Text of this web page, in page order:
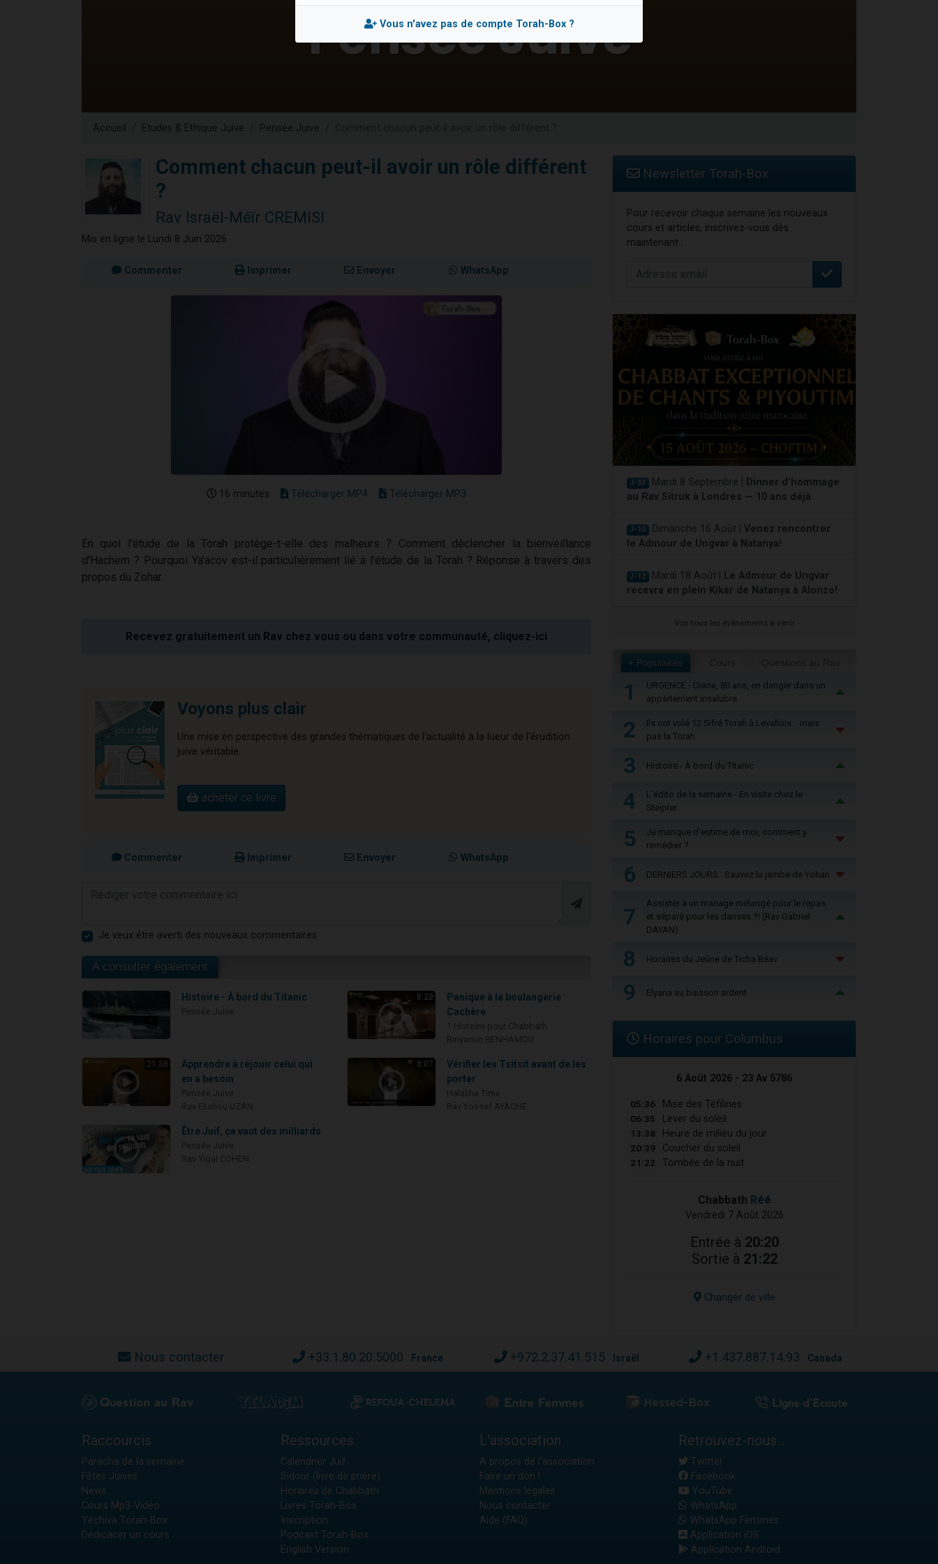
Ariel vient de donner son Maasser
Accueil Etudes & Ethique Juive Pensée Juive
Comment chacun peut-il avoir un rôle différent
?
Rav Israël-Méïr CREMISI
Mis en ligne le Lundi 8 Juin 2026
Commenter Imprimer Envoyer WhatsApp
16 minutes Télécharger MP4 Télécharger MP3
En quoi l'étude de la Torah protège-t-elle des malheurs ? Comment déclencher la bienveillance
d'Hachem ? Pourquoi Ya'acov est-il particulièrement lié à l'étude de la Torah ? Réponse à travers des
propos du Zohar.
Recevez gratuitement un Rav chez vous ou dans votre communauté, cliquez-ici
Voyons plus clair
Une mise en perspective des grandes thématiques de l'actualité à la lueur de l'érudition
juive véritable.
acheter ce livre
Commenter Imprimer Envoyer WhatsApp
Je veux être averti des nouveaux commentaires
A consulter également
Histoire - À bord du Titanic 8:22
Panique à la boulangerie
Cachère
21:38
Apprendre à réjouir celui qui
en a besoin
8:07
Vérifier les Tsitsit avant de les
porter
Être Juif, ça vaut des milliards
Newsletter Torah-Box
Pour recevoir chaque semaine les nouveaux
cours et articles, inscrivez-vous dès
maintenant :
J-33 Mardi 8 Septembre |
Dinner d'hommage
au Rav Sitruk à Londres — 10 ans déjà
J-10 Dimanche 16 Août | Venez rencontrer
le Admour de Ungvar à Natanya!
J-12 Mardi 18 Août |
Le Admour de Ungvar
recevra en plein Kikar de Natanya à Alonzo!
Voir tous les événements à venir
+ Populaires
1
URGENCE - Diane, 80 ans, en danger dans un
appartement insalubre
2
Ils ont volé 12 Sifré Torah à Levallois… mais
pas la Torah
3 Histoire - À bord du Titanic
4
L'édito de la semaine - En visite chez le
Steipler
5
Je manque d'estime de moi, comment y
remédier ?
6 DERNIERS JOURS : Sauvez la jambe de Yohan
7
Assister à un mariage mélangé pour le repas
et séparé pour les danses ?! (Rav Gabriel
DAYAN)
8 Horaires du Jeûne de Ticha Béav
9 Elyana au buisson ardent
Horaires pour Columbus
6 Août 2026 - 23 Av 5786
05:36 Mise des Téfilines
06:35 Lever du soleil
13:38 Heure de milieu du jour
20:39 Coucher du soleil
21:22 Tombée de la nuit
Chabbath Réé
Vendredi 7 Août 2026
Entrée à 20:20
Sortie à 21:22
Changer de ville
Nous contacter +33.1.80.20.5000 France +972.2.37.41.515 Israël +1.437.887.14.93 Canada
Raccourcis
Paracha de la semaine
Fêtes Juives
News
Cours Mp3-Vidéo
Yéchiva Torah-Box
Dédicacer un cours
Ressources
Calendrier Juif
Sidour (livre de prière)
Horaires de Chabbath
Livres Torah-Box
Inscription
Podcast Torah-Box
English Version
L'association
A propos de l'association
Faire un don !
Mentions légales
Nous contacter
Aide (FAQ)
Retrouvez-nous...
Twitter
Facebook
YouTube
WhatsApp
WhatsApp Femmes
Application iOS
Application Android
Vous n'avez pas de compte Torah-Box ?